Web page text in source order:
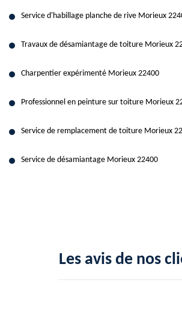
Service d'habillage planche de rive Morieux
Travaux de désamiantage de toiture Morieux
Charpentier expérimenté Morieux 22400
Professionnel en peinture sur toiture Morieux
Service de remplacement de toiture Morieux
Service de désamiantage Morieux 22400
Les avis de nos